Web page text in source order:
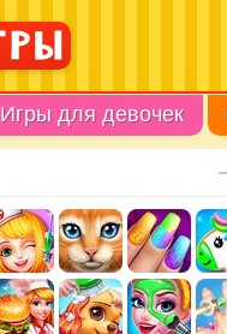
Игры для девочек